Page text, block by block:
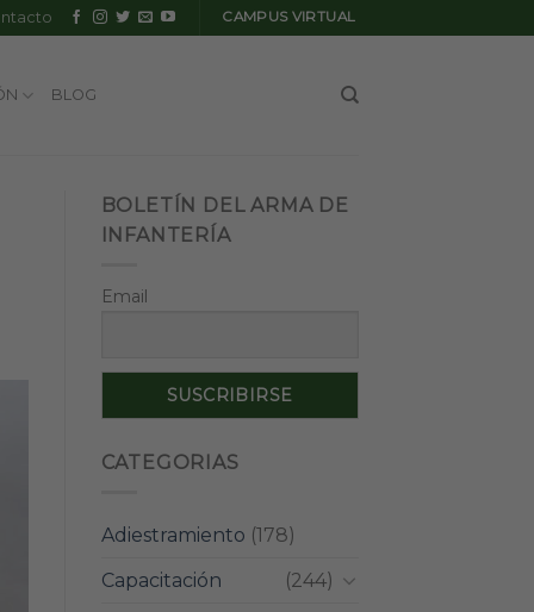
CAMPUS VIRTUAL
BLOG
BOLETÍN DEL ARMA DE
INFANTERÍA
Email
CATEGORIAS
Adiestramiento (178)
Capacitación
(244)